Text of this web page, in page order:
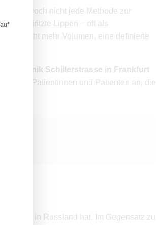
Doch nicht jede Methode zur
aufgespritzte Lippen – oft als
mehr Volumen, eine definierte
Schillerstrasse in Frankfurt
für Patientinnen und Patienten an, die
in Russland hat. Im Gegensatz zu